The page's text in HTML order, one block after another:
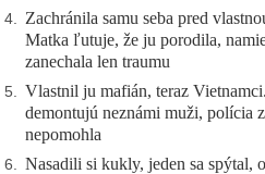
4. Zachránila samu seba pred
Matka ľutuje, že ju porodila,
zanechala len traumu
5. Vlastnil ju mafián, teraz
demontujú neznámi muži, polícia
nepomohla
6. Nasadili si kukly, jeden sa spýtal,